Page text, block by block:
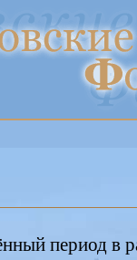
период в